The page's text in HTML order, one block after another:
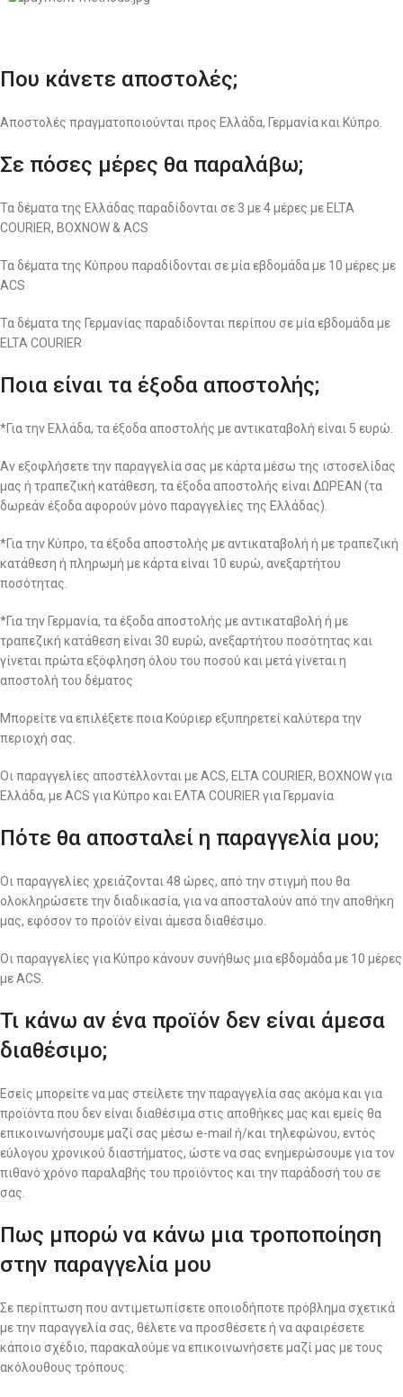
Που κάνετε αποστολές;
Αποστολές πραγματοποιούνται προς Ελλάδα, Γερμανία και Κύπρο.
Σε πόσες μέρες θα παραλάβω;
Τα δέματα της Ελλάδας παραδίδονται σε 3 με 4 μέρες με ELTA
COURIER, BOXNOW & ACS
Τα δέματα της Κύπρου παραδίδονται σε μία εβδομάδα με 10 μέρες με
ACS
Τα δέματα της Γερμανίας παραδίδονται περίπου σε μία εβδομάδα με
ELTA COURIER
Ποια είναι τα έξοδα αποστολής;
*Για την Ελλάδα, τα έξοδα αποστολής με αντικαταβολή είναι 5 ευρώ.
Αν εξοφλήσετε την παραγγελία σας με κάρτα μέσω της ιστοσελίδας
μας ή τραπεζική κατάθεση, τα έξοδα αποστολής είναι ΔΩΡΕΑΝ (τα
δωρεάν έξοδα αφορούν μόνο παραγγελίες της Ελλάδας).
*Για την Κύπρο, τα έξοδα αποστολής με αντικαταβολή ή με τραπεζική
κατάθεση ή πληρωμή με κάρτα είναι 10 ευρώ, ανεξαρτήτου
ποσότητας.
*Για την Γερμανία, τα έξοδα αποστολής με αντικαταβολή ή με
τραπεζική κατάθεση είναι 30 ευρώ, ανεξαρτήτου ποσότητας και
γίνεται πρώτα εξόφληση όλου του ποσού και μετά γίνεται η
αποστολή του δέματος
Μπορείτε να επιλέξετε ποια Κούριερ εξυπηρετεί καλύτερα την
περιοχή σας.
Οι παραγγελίες αποστέλλονται με ACS, ELTA COURIER, BOXNOW για
Ελλάδα, με ACS για Κύπρο και ΕΛΤΑ COURIER για Γερμανία
Πότε θα αποσταλεί η παραγγελία μου;
Οι παραγγελίες χρειάζονται 48 ώρες, από την στιγμή που θα
ολοκληρώσετε την διαδικασία, για να αποσταλούν από την αποθήκη
μας, εφόσον το προϊόν είναι άμεσα διαθέσιμο.
Οι παραγγελίες για Κύπρο κάνουν συνήθως μια εβδομάδα με 10 μέρες
με ACS.
Τι κάνω αν ένα προϊόν δεν είναι άμεσα
διαθέσιμο;
Εσείς μπορείτε να μας στείλετε την παραγγελία σας ακόμα και για
προϊόντα που δεν είναι διαθέσιμα στις αποθήκες μας και εμείς θα
επικοινωνήσουμε μαζί σας μέσω e-mail ή/και τηλεφώνου, εντός
εύλογου χρονικού διαστήματος, ώστε να σας ενημερώσουμε για τον
πιθανό χρόνο παραλαβής του προϊόντος και την παράδοσή του σε
σας.
Πως μπορώ να κάνω μια τροποποίηση
στην παραγγελία μου
Σε περίπτωση που αντιμετωπίσετε οποιοδήποτε πρόβλημα σχετικά
με την παραγγελία σας, θέλετε να προσθέσετε ή να αφαιρέσετε
κάποιο σχέδιο, παρακαλούμε να επικοινωνήσετε μαζί μας με τους
ακόλουθους τρόπους: